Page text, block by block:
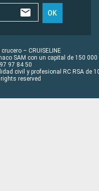
OK
– CRUISELINE
SAM con un capital de 150 000
97 84 50
civil y profesional RC RSA de
reserved